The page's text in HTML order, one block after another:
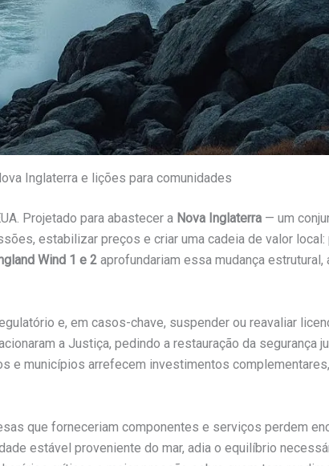
Inglaterra e lições para comunidades
Projetado para abastecer a Nova Inglaterra — um
estabilizar preços e criar uma cadeia de valor local:
Wind 1 e 2 aprofundariam essa mudança estrutural,
e, em casos-chave, suspender ou reavaliar
a Justiça, pedindo a restauração da segurança
e municípios arrefecem investimentos
que forneceriam componentes e serviços perdem
estável proveniente do mar, adia o equilíbrio